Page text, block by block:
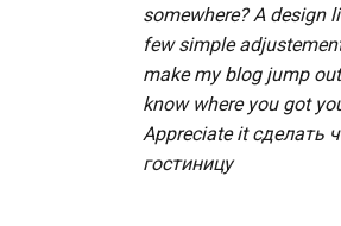
somewhere? A design
few simple
make my blog jump
know where you got
Appreciate itсделать
гостиницу